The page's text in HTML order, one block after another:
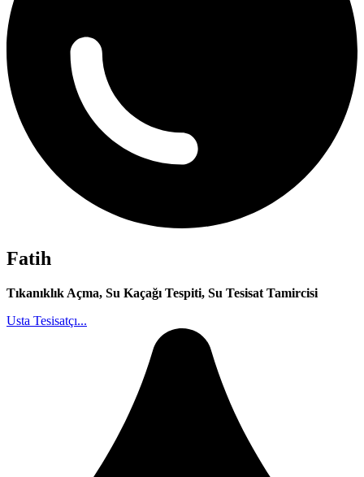
Fatih
Tıkanıklık Açma, Su Kaçağı Tespiti, Su Tesisat Tamircisi
Usta Tesisatçı...